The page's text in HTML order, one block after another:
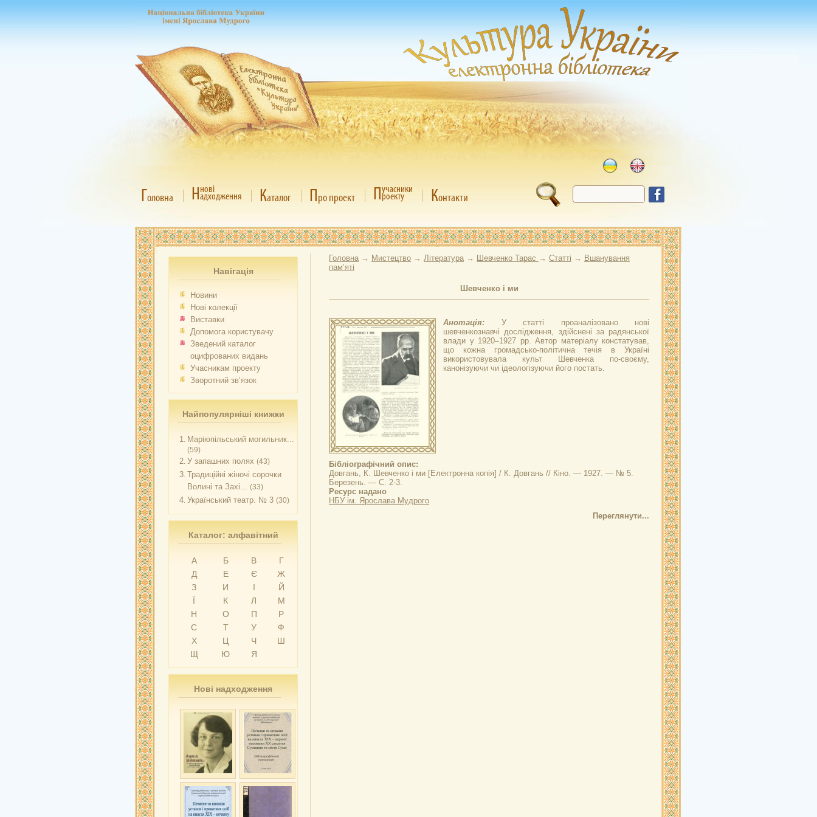
Головна Ннові
адходження Каталог Про проект Пучасники
роекту Контакти
Навігація
Новини
Нові колекції
Виставки
Допомога користувачу
Зведений каталог
оцифрованих видань
Учасникам проекту
Зворотний зв’язок
Найпопулярніші книжки
1. Маріюпільський могильник...
(59)
2. У запашних полях (43)
3. Традиційні жіночі сорочки
Волині та Захі... (33)
4. Український театр. № 3 (30)
Каталог: алфавітний
А Б В
Г
Д
Е Є
Ж
З
И І
Й
Ї
К Л
М
Н
О П
Р
С
Т У
Ф
Х
Ц Ч
Ш
Щ
Ю Я
Нові надходження
Головна → Мистецтво → Література → Шевченко Тарас → Статті → Вшанування
пам’яті
Шевченко і ми
Анотація: У статті проаналізовано нові
шевченкознавчі дослідження, здійснені за радянської
влади у 1920–1927 рр. Автор матеріалу констатував,
що кожна громадсько-політична течія в Україні
використовувала культ Шевченка по-своєму,
канонізуючи чи ідеологізуючи його постать.
Бібліографічний опис:
Довгань, К. Шевченко і ми [Електронна копія] / К. Довгань // Кіно. — 1927. — № 5.
Березень. — С. 2-3.
Ресурс надано
НБУ ім. Ярослава Мудрого
Переглянути...